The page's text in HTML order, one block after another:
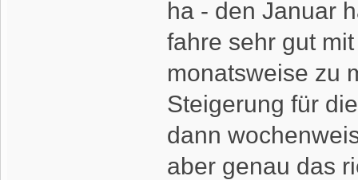
ha - den Januar
fahre sehr gut
monatsweise zu
Steigerung für
dann
aber genau das